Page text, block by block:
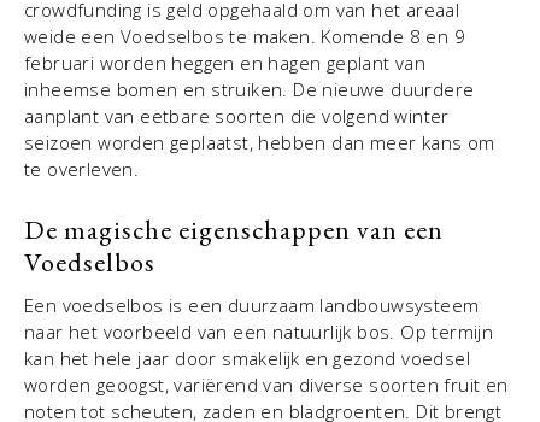
crowdfunding is geld opgehaald om van het areaal
weide een Voedselbos te maken. Komende 8 en 9
februari worden heggen en hagen geplant van
inheemse bomen en struiken. De nieuwe duurdere
aanplant van eetbare soorten die volgend winter
seizoen worden geplaatst, hebben dan meer kans om
te overleven.
De magische eigenschappen van een
Voedselbos
Een voedselbos is een duurzaam landbouwsysteem
naar het voorbeeld van een natuurlijk bos. Op termijn
kan het hele jaar door smakelijk en gezond voedsel
worden geoogst, variërend van diverse soorten fruit en
noten tot scheuten, zaden en bladgroenten. Dit brengt